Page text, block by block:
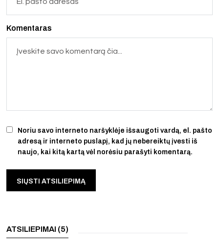
Noriu savo interneto naršyklėje išsaugoti vardą, el. pašto
adresą ir interneto puslapį, kad jų nebereiktų įvesti iš
naujo, kai kitą kartą vėl norėsiu parašyti komentarą.
Komentaras
ATSILIEPIMAI (5)